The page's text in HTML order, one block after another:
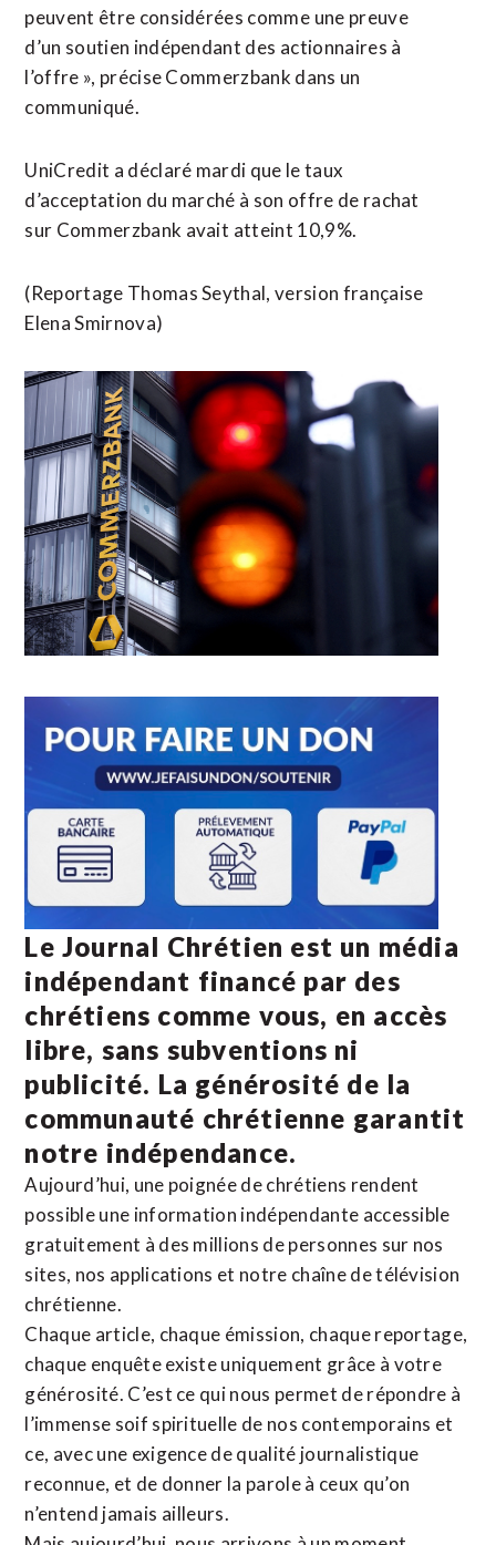
peuvent être considérées comme ⁠une preuve
d’un ‌soutien indépendant des ⁠actionnaires ​à ​
l’offre », précise Commerzbank dans ​un
communiqué.
UniCredit a déclaré ‌mardi ​que le taux
d’acceptation ​du marché à son offre de rachat
sur Commerzbank avait ⁠atteint 10,9%.
(Reportage Thomas Seythal, ​version française
Elena ​Smirnova)
Le Journal Chrétien est un média
indépendant financé par des
chrétiens comme vous, en accès
libre, sans subventions ni
publicité. La générosité de la
communauté chrétienne garantit
notre indépendance.
Aujourd’hui, une poignée de chrétiens rendent
possible une information indépendante accessible
gratuitement à des millions de personnes sur nos
sites, nos applications et notre chaîne de télévision
chrétienne.
Chaque article, chaque émission, chaque reportage,
chaque enquête existe uniquement grâce à votre
générosité. C’est ce qui nous permet de répondre à
l’immense soif spirituelle de nos contemporains et
ce, avec une exigence de qualité journalistique
reconnue, et de donner la parole à ceux qu’on
n’entend jamais ailleurs.